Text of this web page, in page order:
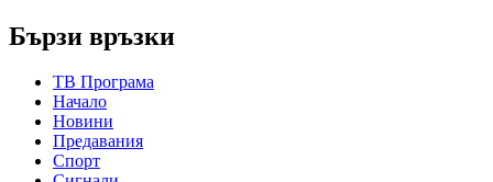
Бързи връзки
ТВ Програма
Начало
Новини
Предавания
Спорт